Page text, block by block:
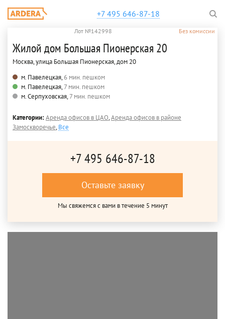
+7 495 646-87-18
Лот №142998 Без комиссии
Жилой дом Большая Пионерская 20
Москва, улица Большая Пионерская, дом 20
м. Павелецкая,6 мин. пешком
м. Павелецкая,7 мин. пешком
м. Серпуховская,7 мин. пешком
Категории:Аренда офисов в ЦАО,Аренда офисов в районе
Замоскворечье,Все
+7 495 646-87-18
Оставьте заявку
Мы свяжемся с вами в течение 5 минут